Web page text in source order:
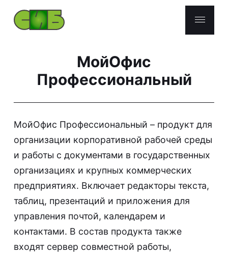
МойОфис
Профессиональный
МойОфис Профессиональный – продукт для
организации корпоративной рабочей среды
и работы с документами в государственных
организациях и крупных коммерческих
предприятиях. Включает редакторы текста,
таблиц, презентаций и приложения для
управления почтой, календарем и
контактами. В состав продукта также
входят сервер совместной работы,
Партнеры
Российское ПО
UserGate
F6
Услуги
О компании